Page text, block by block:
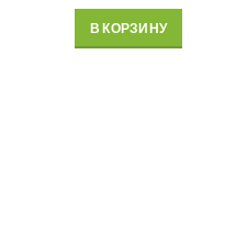
В КОРЗИНУ